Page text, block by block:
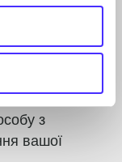
потрібно
на яку слід
з
вашої